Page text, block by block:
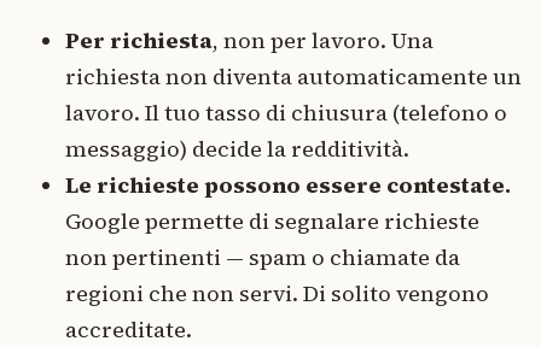
Per richiesta, non per lavoro. Una
richiesta non diventa automaticamente un
lavoro. Il tuo tasso di chiusura (telefono o
messaggio) decide la redditività.
Le richieste possono essere contestate.
Google permette di segnalare richieste
non pertinenti — spam o chiamate da
regioni che non servi. Di solito vengono
accreditate.